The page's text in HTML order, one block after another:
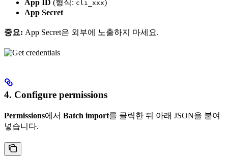
App ID (형식: cli_xxx)
App Secret
중요: App Secret은 외부에 노출하지 마세요.
4. Configure permissions
Permissions에서 Batch import를 클릭한 뒤 아래 JSON을 붙여
넣습니다.